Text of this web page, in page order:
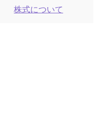
株式について